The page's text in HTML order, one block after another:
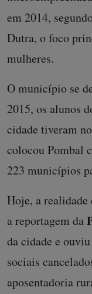
em 2014,
Dutra, o foco
mulheres.
O município se
2015, os alunos
cidade tiveram
colocou Pombal
223 municípios
Hoje, a realidade
a reportagem da
da cidade e
sociais
aposentadoria